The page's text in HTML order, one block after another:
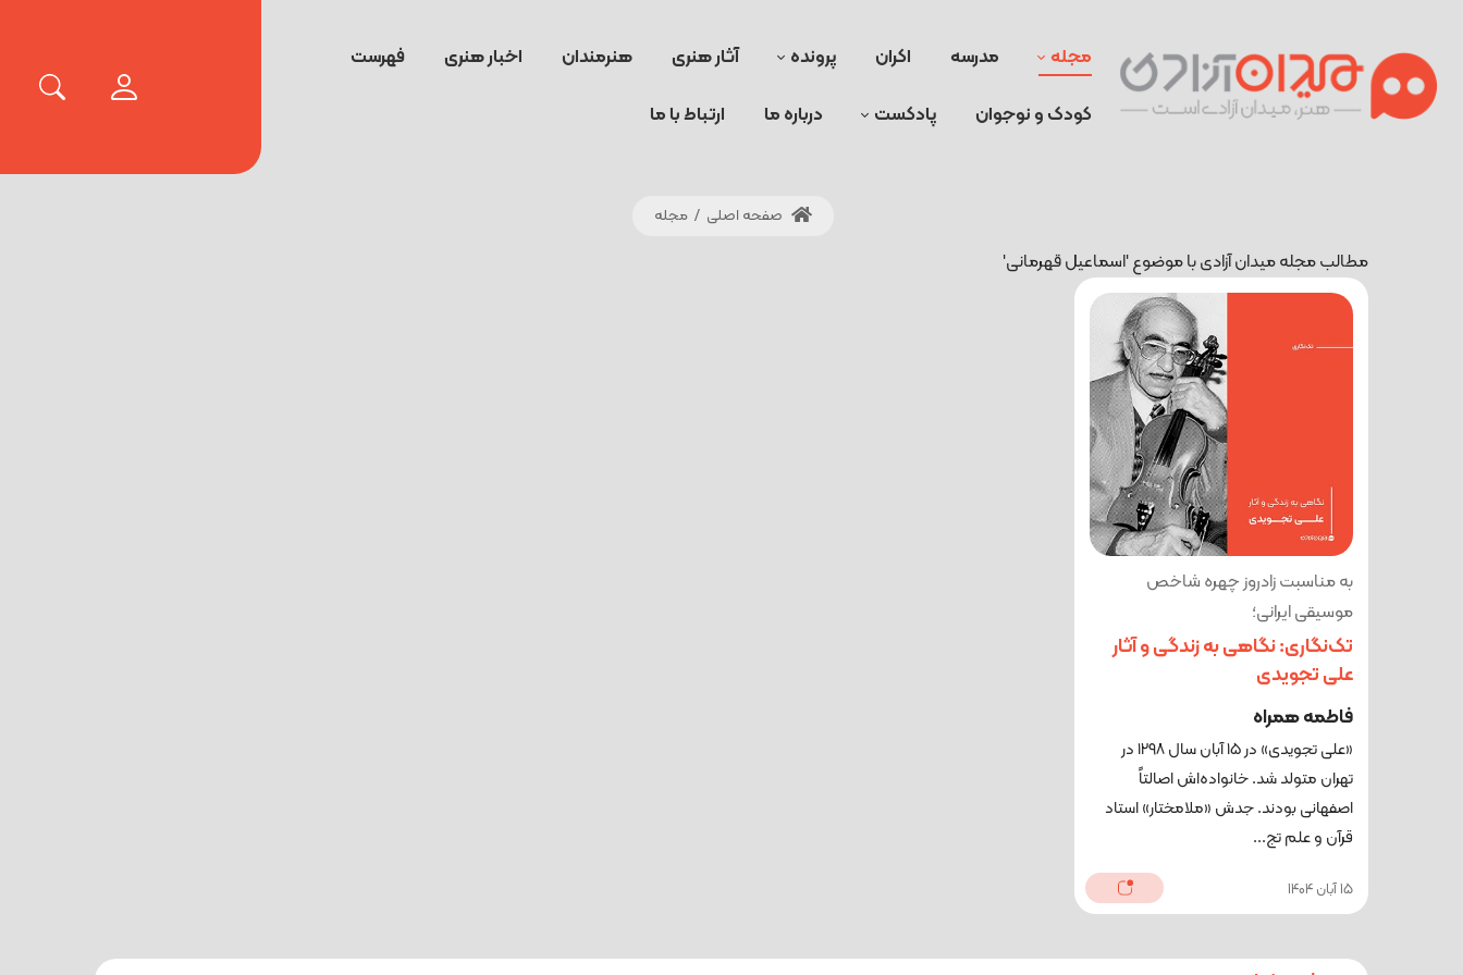
مجله مدرسه اکران پرونده آثار هنری هنرمندان اخبار هنری فهرست
کودک و نوجوان پادکست درباره ما ارتباط با ما
صفحه اصلی / مجله
مطالب مجله میدان آزادی با موضوع 'اسماعیل قهرمانی'
به مناسبت زادروز چهره شاخص
موسیقی ایرانی؛
تک‌نگاری: نگاهی به زندگی و آثار
علی تجویدی
فاطمه همراه
«علی تجویدی» در ۱۵ آبان سال ۱۲۹۸ در
تهران متولد شد. خانواده‌اش اصالتاً
اصفهانی بودند. جدش «ملامختار» استاد
قرآن و علم تج...
15 آبان 1404